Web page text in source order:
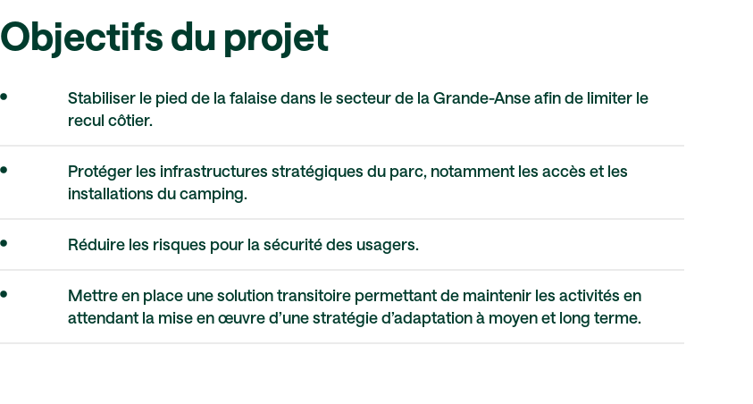
Objectifs du projet
Stabiliser le pied de la falaise dans le secteur de la Grande-Anse afin de limiter le
recul côtier.
Protéger les infrastructures stratégiques du parc, notamment les accès et les
installations du camping.
Réduire les risques pour la sécurité des usagers.
Mettre en place une solution transitoire permettant de maintenir les activités en
attendant la mise en œuvre d’une stratégie d’adaptation à moyen et long terme.